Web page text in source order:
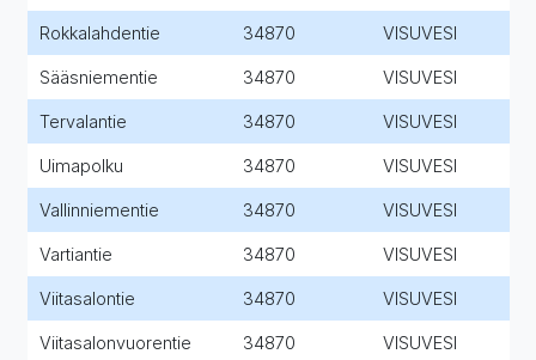
Rokkalahdentie 34870 VISUVESI
Sääsniementie 34870 VISUVESI
Tervalantie 34870 VISUVESI
Uimapolku 34870 VISUVESI
Vallinniementie 34870 VISUVESI
Vartiantie 34870 VISUVESI
Viitasalontie 34870 VISUVESI
Viitasalonvuorentie 34870 VISUVESI